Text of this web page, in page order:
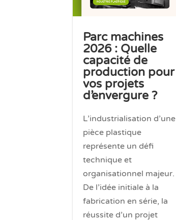
Parc machines
2026 : Quelle
capacité de
production pour
vos projets
d’envergure ?
L’industrialisation d’une
pièce plastique
représente un défi
technique et
organisationnel majeur.
De l’idée initiale à la
fabrication en série, la
réussite d’un projet